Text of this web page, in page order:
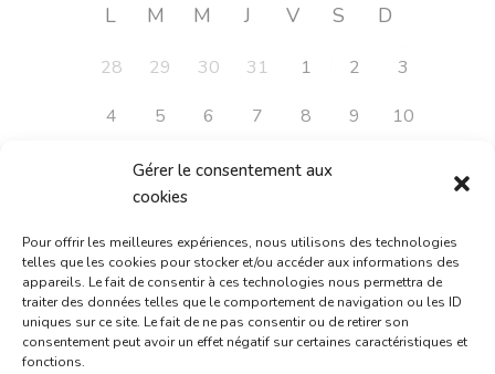
Gérer le consentement aux
cookies
Pour offrir les meilleures expériences, nous utilisons des technologies
telles que les cookies pour stocker et/ou accéder aux informations des
appareils. Le fait de consentir à ces technologies nous permettra de
traiter des données telles que le comportement de navigation ou les ID
uniques sur ce site. Le fait de ne pas consentir ou de retirer son
consentement peut avoir un effet négatif sur certaines caractéristiques et
fonctions.
L M M J V S D
28 29 30 31 1 2
3
4
5 6 7 8 9
10
12 13 14 15
25
26 27 28 29 30 31